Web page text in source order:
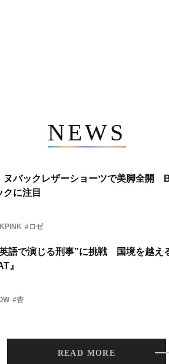
NEWS
ヌバックレザーショーツで美脚全開
クに注目
#ロゼ
語で演じる刑事”に挑戦 国境を越え
』
#杏
READ MORE